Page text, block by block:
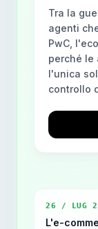
Tra la
agenti
PwC,
perché le
l'unica
controllo
26 / LUG
L'e-